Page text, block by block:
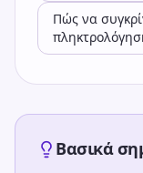
Πώς να
Βασικά